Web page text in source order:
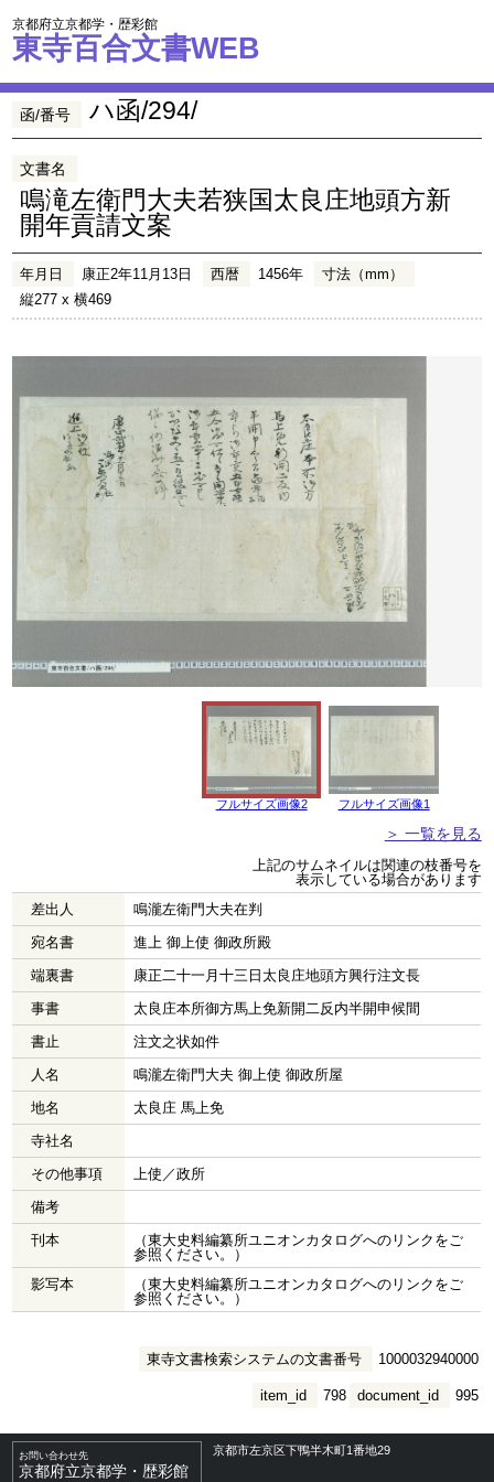
京都府立京都学・歴彩館
東寺百合文書WEB
函/番号 ハ函/294/
文書名
鳴滝左衛門大夫若狭国太良庄地頭方新
開年貢請文案
年月日 康正2年11月13日 西暦 1456年
寸法（mm）
縦277 x 横469
フルサイズ画像2 フルサイズ画像1
＞ 一覧を見る
上記のサムネイルは関連の枝番号を
表示している場合があります
差出人
鳴瀧左衛門大夫在判
宛名書
進上 御上使 御政所殿
端裏書
康正二十一月十三日太良庄地頭方興行注文長
事書
太良庄本所御方馬上免新開二反内半開申候間
書止
注文之状如件
人名
鳴瀧左衛門大夫 御上使 御政所屋
地名
太良庄 馬上免
寺社名
その他事項
上使／政所
備考
刊本
（東大史料編纂所ユニオンカタログへのリンクをご
参照ください。）
影写本
（東大史料編纂所ユニオンカタログへのリンクをご
参照ください。）
東寺文書検索システムの文書番号 1000032940000
document_id 995
item_id 798
お問い合わせ先
京都府立京都学・歴彩館
京都市左京区下鴨半木町1番地29